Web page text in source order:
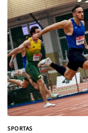
SPORTAS